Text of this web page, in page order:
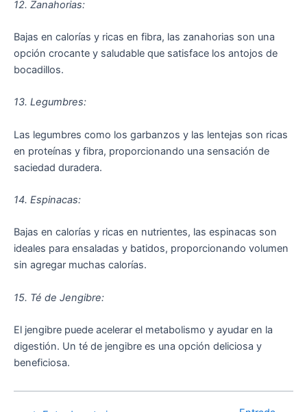
12. Zanahorias:
Bajas en calorías y ricas en fibra, las zanahorias son una
opción crocante y saludable que satisface los antojos de
bocadillos.
13. Legumbres:
Las legumbres como los garbanzos y las lentejas son ricas
en proteínas y fibra, proporcionando una sensación de
saciedad duradera.
14. Espinacas:
Bajas en calorías y ricas en nutrientes, las espinacas son
ideales para ensaladas y batidos, proporcionando volumen
sin agregar muchas calorías.
15. Té de Jengibre:
El jengibre puede acelerar el metabolismo y ayudar en la
digestión. Un té de jengibre es una opción deliciosa y
beneficiosa.